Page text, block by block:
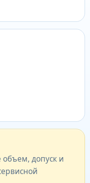
допуск и